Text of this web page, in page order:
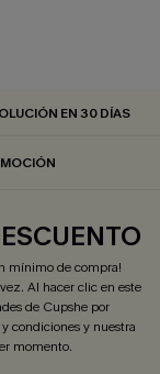
EN 30 DÍAS
mínimo de compra!
Al hacer clic en este
de Cupshe por
condicionesy nuestra
momento.